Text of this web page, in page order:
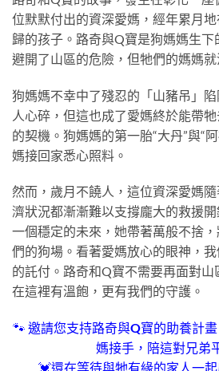
位默默付出的資深愛媽，經年累月
歸的孩子。路奇與Q寶是狗媽媽生
避開了山區的危險，但牠們的媽媽就
狗媽媽不幸中了殘忍的「山豬吊」
人心碎，但這也成了愛媽終於能帶
的契機。狗媽媽的第一胎“大丹”與“
媽接回家悉心照料。
然而，歲月不饒人，這位資深愛媽
濟狀況都漸漸難以支撐龐大的救援
一個穩定的未來，她帶著萬般不捨
們的狗場。看著愛媽放心的眼神，
的託付。路奇和Q寶不需要再面對山
在這裡有溫飽，更有我們的守護。
🐾 邀請您支持路奇與Q寶的助養計
媽接手，陪這對兄弟
💓還在等待與牠有緣的家人一